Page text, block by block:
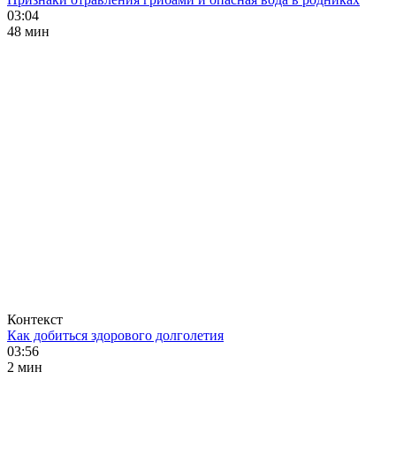
03:04
48 мин
Контекст
Как добиться здорового долголетия
03:56
2 мин